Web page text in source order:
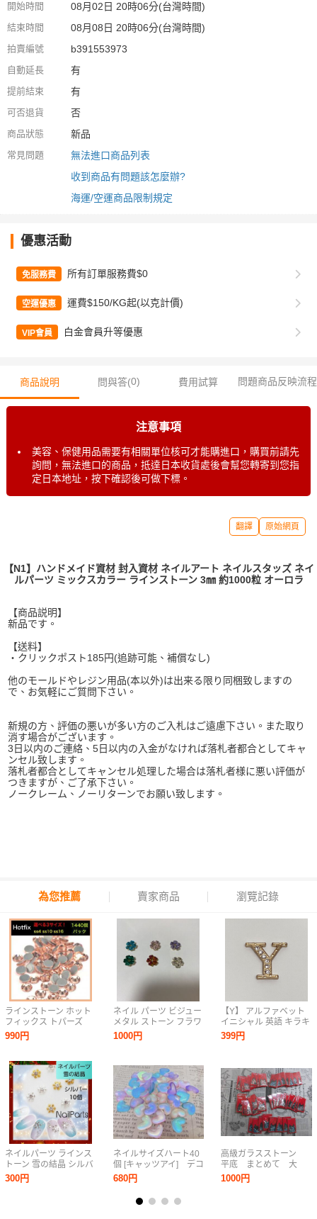
開始時間 08月02日 20時06分(台灣時間)
結束時間 08月08日 20時06分(台灣時間)
拍賣編號 b391553973
自動延長 有
提前結束 有
可否退貨 否
商品狀態 新品
常見問題
無法進口商品列表
收到商品有問題該怎麼辦?
海運/空運商品限制規定
優惠活動
免服務費 所有訂單服務費$0
空運優惠 運費$150/KG起(以克計價)
VIP會員 白金會員升等優惠
商品說明 問與答(0) 費用試算 問題商品反映流程
注意事項
美容、保健用品需要有相關單位核可才能購進口，購買前請先
詢問，無法進口的商品，抵達日本收貨處後會幫您轉寄到您指
定日本地址，按下確認後可做下標。
翻譯 原始網頁
【N1】ハンドメイド資材 封入資材 ネイルアート ネイルスタッズ ネイ
ルパーツ ミックスカラー ラインストーン 3㎜ 約1000粒 オーロラ
【商品説明】
新品です。
【送料】
・クリックポスト185円(追跡可能、補償なし)
他のモールドやレジン用品(本以外)は出来る限り同梱致しますの
で、お気軽にご質問下さい。
新規の方、評価の悪いが多い方のご入札はご遠慮下さい。また取り
消す場合がございます。
3日以内のご連絡、5日以内の入金がなければ落札者都合としてキャ
ンセル致します。
落札者都合としてキャンセル処理した場合は落札者様に悪い評価が
つきますが、ご了承下さい。
ノークレーム、ノーリターンでお願い致します。
為您推薦 賣家商品 瀏覽記錄
ラインストーン ホット
フィックス トパーズ
1440個 大量 パック
Hotfix ラインストーン
990円
ネイルパーツ ラインス
トーン 雪の結晶 シルバ
ー デコパーツ 01
300円
ネイル パーツ ビジュー
メタル ストーン フラワ
ー ハート ６種類 セッ
ト 未使用
1000円
ネイルサイズハート40
個 [キャッツアイ] デコ
パーツ プラパーツ
ミニサイズ
680円
【Y】 アルファベット
イニシャル 英語 キラキ
ラ デコパーツ アクセサ
リー ラインストーン
399円
高級ガラスストーン
平底 まとめて 大
量 50袋 総額19,950
円 レジン作成 デ
1000円